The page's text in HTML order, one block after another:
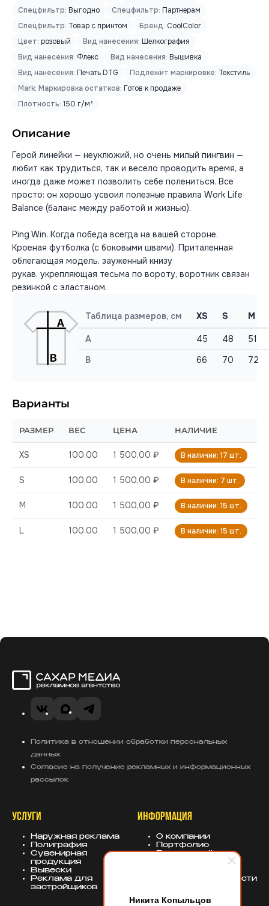
Никита Копыльцов
Спецфильтр: Выгодно Спецфильтр: Партнерам
Спецфильтр: Товар с принтом Бренд: CoolColor
Цвет: розовый Вид нанесения: Шелкография
Вид нанесения: Флекс Вид нанесения: Вышивка
Вид нанесения: Печать DTG Подлежит маркировке: Текстиль
Mark: Маркировка остатков: Готов к продаже
Плотность: 150 г/м²
Описание
Герой линейки — неуклюжий, но очень милый пингвин —
любит как трудиться, так и весело проводить время, а
иногда даже может позволить себе полениться. Все
просто: он хорошо усвоил полезные правила Work Life
Balance (баланс между работой и жизнью).
Ping Win. Когда победа всегда на вашей стороне.
Кроеная футболка (с боковыми швами). Приталенная
облегающая модель, зауженный книзу
рукав, укрепляющая тесьма по вороту, воротник связан
резинкой с эластаном.
Таблица размеров, см XS S M
A 45 48
51
B
66 70 72
Варианты
РАЗМЕР ВЕС ЦЕНА НАЛИЧИЕ
XS 100.00 1 500,00 ₽ В наличии: 17 шт.
S 100.00 1 500,00 ₽ В наличии: 7 шт.
M 100.00 1 500,00 ₽ В наличии: 15 шт.
L 100.00 1 500,00 ₽ В наличии: 15 шт.
VK MAXTelegram
Политика в отношении обработки персональных
данных
Согласие на получение рекламных и информационных
рассылок
УСЛУГИ
Наружная реклама
Полиграфия
Сувенирная
продукция
Вывески
Реклама для
застройщиков
ИНФОРМАЦИЯ
О компании
Портфолио
База знаний
конфиденциальности